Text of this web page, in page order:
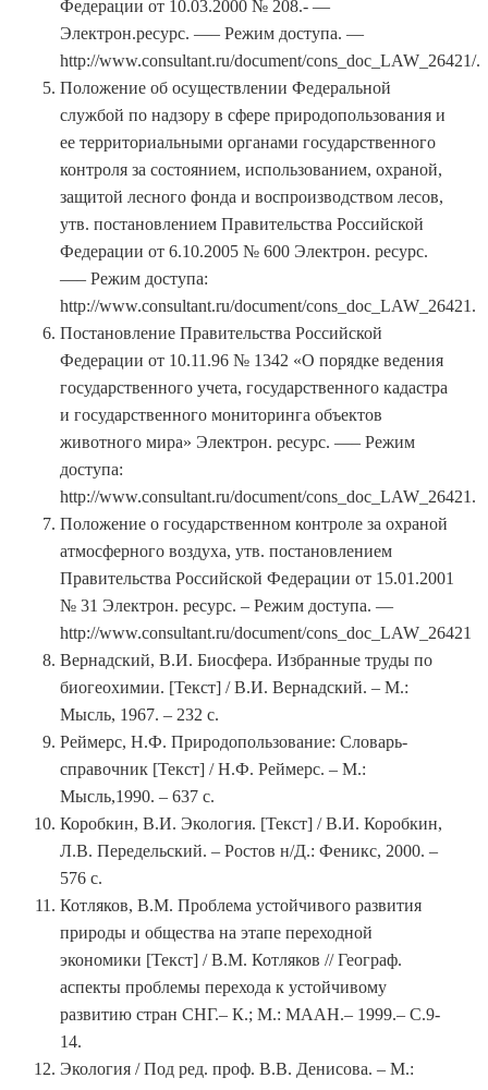
Федерации от 10.03.2000 № 208.- —
Электрон.ресурс. —– Режим доступа. —
http://www.consultant.ru/document/cons_doc_LAW_26421/.
Положение об осуществлении Федеральной
службой по надзору в сфере природопользования и
ее территориальными органами государственного
контроля за состоянием, использованием, охраной,
защитой лесного фонда и воспроизводством лесов,
утв. постановлением Правительства Российской
Федерации от 6.10.2005 № 600 Электрон. ресурс.
—– Режим доступа:
http://www.consultant.ru/document/cons_doc_LAW_26421.
Постановление Правительства Российской
Федерации от 10.11.96 № 1342 «О порядке ведения
государственного учета, государственного кадастра
и государственного мониторинга объектов
животного мира» Электрон. ресурс. —– Режим
доступа:
http://www.consultant.ru/document/cons_doc_LAW_26421.
Положение о государственном контроле за охраной
атмосферного воздуха, утв. постановлением
Правительства Российской Федерации от 15.01.2001
№ 31 Электрон. ресурс. – Режим доступа. —
http://www.consultant.ru/document/cons_doc_LAW_26421
Вернадский, В.И. Биосфера. Избранные труды по
биогеохимии. [Текст] / В.И. Вернадский. – М.:
Мысль, 1967. – 232 с.
Реймерс, Н.Ф. Природопользование: Словарь-
справочник [Текст] / Н.Ф. Реймерс. – М.:
Мысль,1990. – 637 с.
Коробкин, В.И. Экология. [Текст] / В.И. Коробкин,
Л.В. Передельский. – Ростов н/Д.: Феникс, 2000. –
576 с.
Котляков, В.М. Проблема устойчивого развития
природы и общества на этапе переходной
экономики [Текст] / В.М. Котляков // Географ.
аспекты проблемы перехода к устойчивому
развитию стран СНГ.– К.; М.: МААН.– 1999.– С.9-
14.
Экология / Под ред. проф. В.В. Денисова. – М.: